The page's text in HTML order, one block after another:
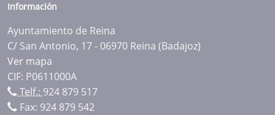
Información
Ayuntamiento de Reina
C/ San Antonio, 17 - 06970 Reina (Badajoz)
Ver mapa
CIF: P0611000A
Telf.: 924 879 517
Fax: 924 879 542